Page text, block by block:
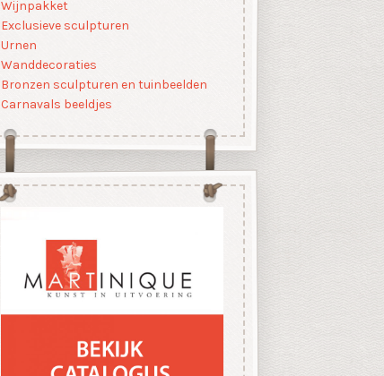
Wijnpakket
Exclusieve sculpturen
Urnen
Wanddecoraties
Bronzen sculpturen en tuinbeelden
Carnavals beeldjes